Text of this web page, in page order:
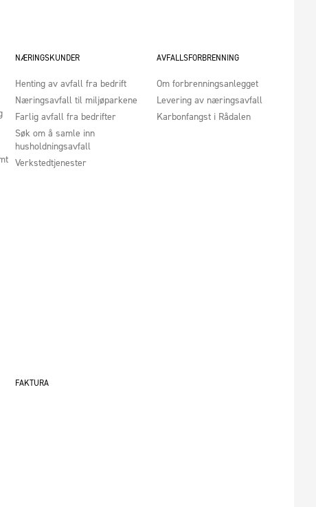
NÆRINGSKUNDER
Henting av avfall fra bedrift
Næringsavfall til miljøparkene
Farlig avfall fra bedrifter
Søk om å samle inn
husholdningsavfall
Verkstedtjenester
AVFALLSFORBRENNING
Om forbrenningsanlegget
Levering av næringsavfall
Karbonfangst i Rådalen
FAKTURA